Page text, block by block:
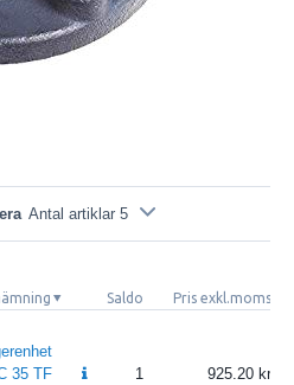
Antal artiklar 5
Saldo Pris exkl.moms
35 TF
1 925.20